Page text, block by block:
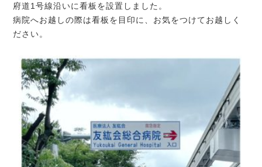
府道1号線沿いに看板を設置しました。
病院へお越しの際は看板を目印に、お気をつけてお越しく
ださい。